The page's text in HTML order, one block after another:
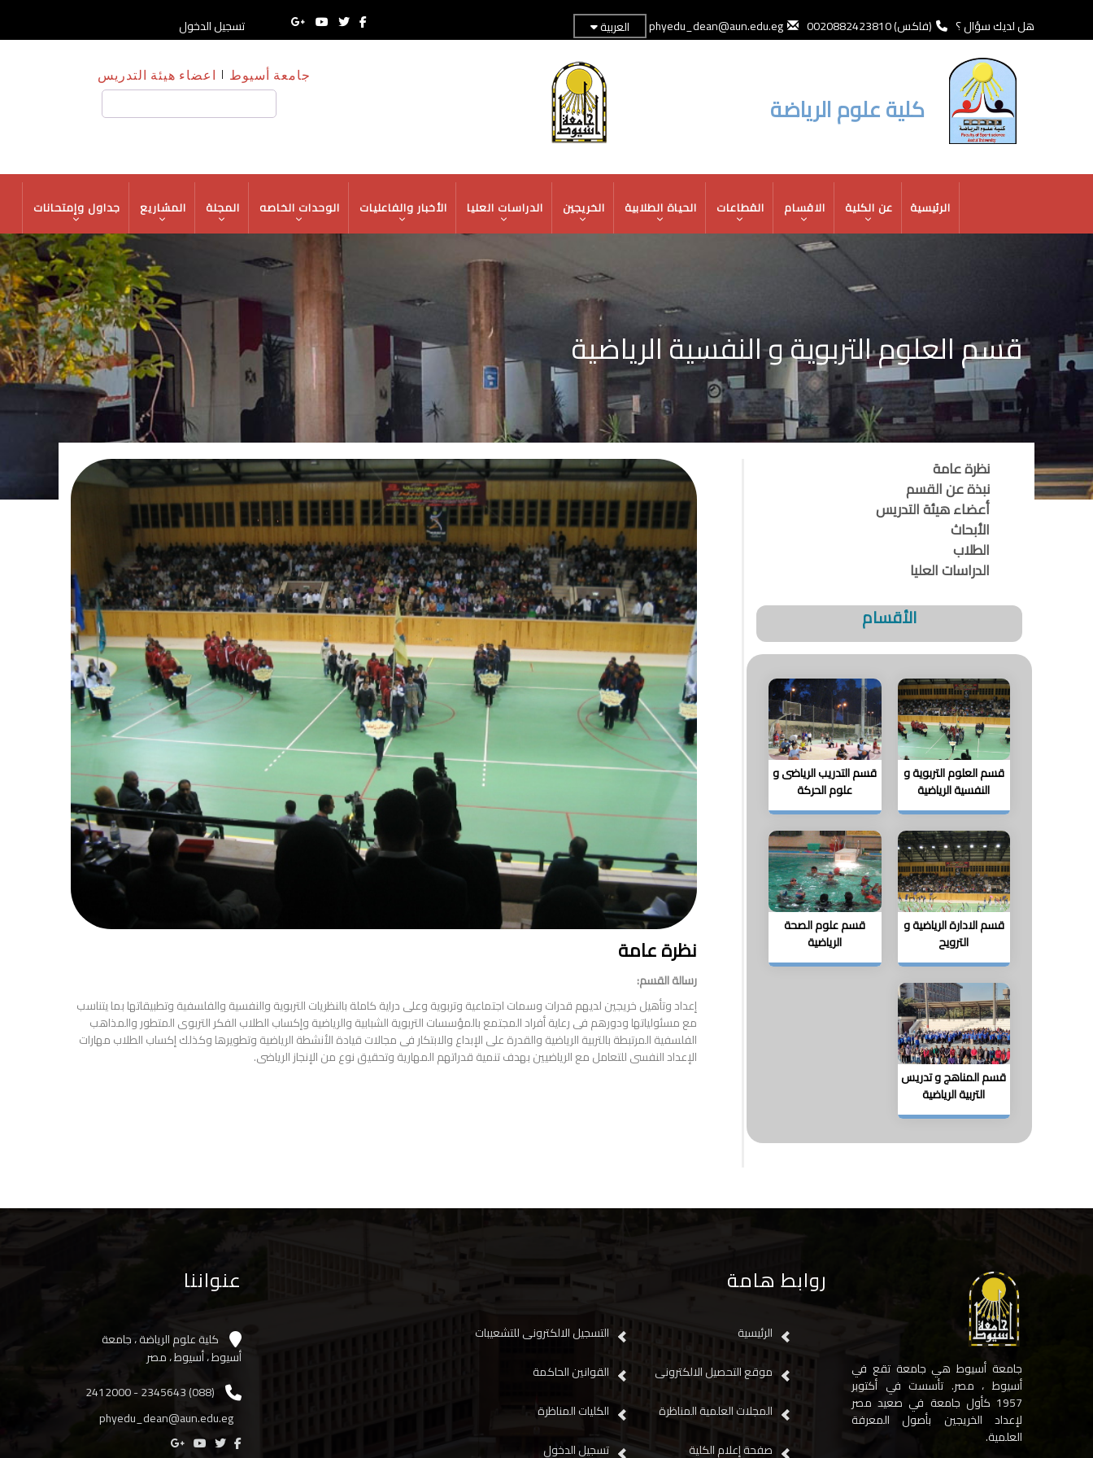
المحتوى
هل لديك سؤال ؟ (فاكس) 0020882423810 phyedu_dean@aun.edu.eg العربية تسجيل الدخول
كلية علوم الرياضة
جامعة أسيوط اعضاء هيئة التدريس
بحث
الرئيسية عن الكلية الاقسام القطاعات الحياة الطلابية الخريجين الدراسات العليا الأخبار والفاعليات الوحدات الخاصه المجلة المشاريع جداول وإمتحانات
قسم العلوم التربوية و النفسية الرياضية
نظرة عامة
رسالة القسم:
إعداد وتأهيل خريجين لديهم قدرات وسمات اجتماعية وتربوية وعلى دراية كاملة بالنظريات التربوية والنفسية والفلسفية وتطبيقاتها بما يتناسب
مع مسئولياتها ودورهم فى رعاية أفراد المجتمع بالمؤسسات التربوية الشبابية والرياضية وإكساب الطلاب الفكر التربوى المتطور والمذاهب
الفلسفية المرتبطة بالتربية الرياضية والقدرة على الإبداع والابتكار فى مجالات قيادة الأنشطة الرياضية وتطويرها وكذلك إكساب الطلاب مهارات
الإعداد النفسى للتعامل مع الرياضيين بهدف تنمية قدراتهم المهارية وتحقيق نوع من الإنجاز الرياضى.
نظرة عامة
نبذة عن القسم
أعضاء هيئة التدريس
الأبحاث
الطلاب
الدراسات العليا
الأقسام
قسم العلوم التربوية و
النفسية الرياضية
قسم التدريب الرياضى و
علوم الحركة
قسم الادارة الرياضية و
الترويح
قسم علوم الصحة
الرياضية
قسم المناهج و تدريس
التربية الرياضية
جامعة أسيوط هي جامعة تقع في
أسيوط ، مصر. تأسست في أكتوبر
1957 كأول جامعة في صعيد مصر
لإعداد الخريجين بأصول المعرفة
العلمية.
روابط هامة
الرئيسية
التسجيل الالكترونى للتشعيبات
موقع التحصيل الالكترونى
القوانين الحاكمة
المجلات العلمية المناظرة
الكليات المناظرة
صفحة إعلام الكلية
تسجيل الدخول
عنواننا
كلية علوم الرياضة ، جامعة
أسيوط ، أسيوط ، مصر
(088) 2345643 - 2412000
phyedu_dean@aun.edu.eg